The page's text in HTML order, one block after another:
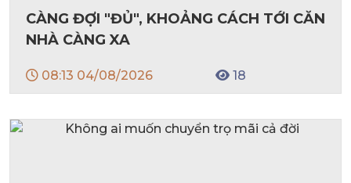
CÀNG ĐỢI "ĐỦ", KHOẢNG CÁCH TỚI CĂN
NHÀ CÀNG XA
08:13 04/08/2026 18